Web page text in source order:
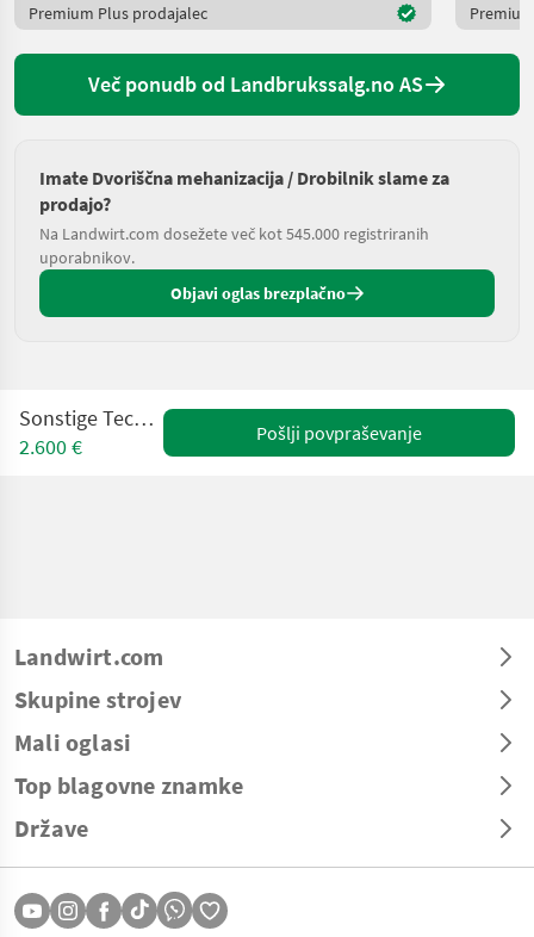
Premium Plus prodajalec
Več ponudb od Landbrukssalg.no AS
Imate Dvoriščna mehanizacija / Drobilnik slame za
prodajo?
Na Landwirt.com dosežete več kot 545.000 registriranih
uporabnikov.
Objavi oglas brezplačno
Sonstige Tecno A21000
2.600 €
Pošlji povpraševanje
Landwirt.com
Skupine strojev
Mali oglasi
Top blagovne znamke
Države